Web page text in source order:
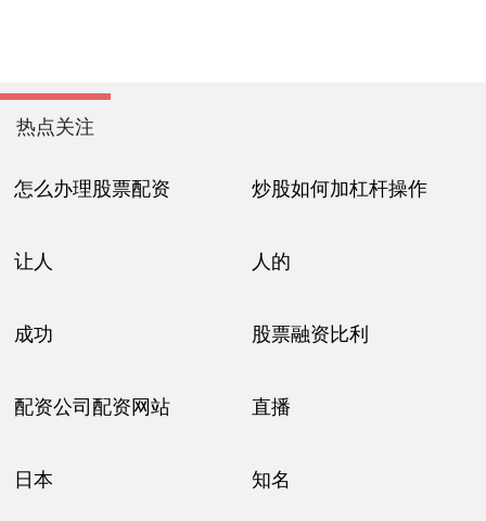
热点关注
怎么办理股票配资 炒股如何加杠杆操作
让人 人的
成功 股票融资比利
配资公司配资网站 直播
日本 知名